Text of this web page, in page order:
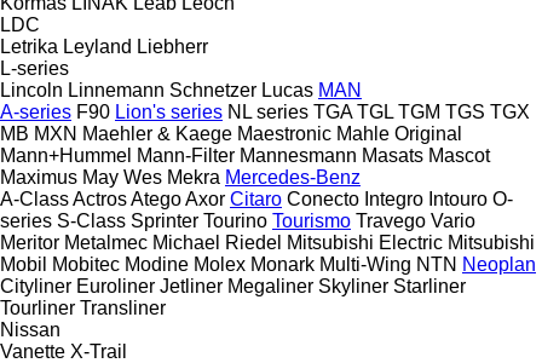
LDC
Letrika Leyland Liebherr
L-series
Lincoln Linnemann Schnetzer Lucas MAN
A-series F90 Lion's series NL series TGA TGL TGM TGS TGX
MB MXN Maehler & Kaege Maestronic Mahle Original
Mann+Hummel Mann-Filter Mannesmann Masats Mascot
Maximus May Wes Mekra Mercedes-Benz
A-ClassActrosAtegoAxor Citaro Conecto Integro Intouro O-
series S-Class Sprinter Tourino Tourismo Travego Vario
Meritor Metalmec Michael Riedel Mitsubishi Electric Mitsubishi
Mobil
Mobitec Modine Molex Monark Multi-Wing NTN Neoplan
Cityliner Euroliner Jetliner Megaliner Skyliner Starliner
Tourliner Transliner
Nissan
Vanette X-Trail